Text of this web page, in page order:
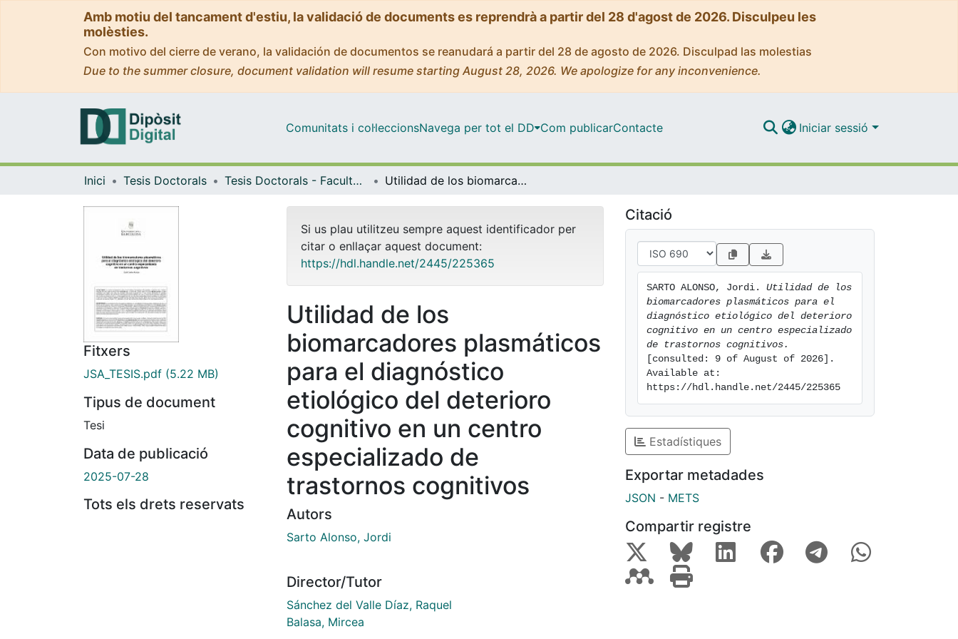
Amb motiu del tancament d'estiu, la validació de documents es reprendrà a partir del 28 d'agost de 2026. Disculpeu les
molèsties.
Con motivo del cierre de verano, la validación de documentos se reanudará a partir del 28 de agosto de 2026. Disculpad las molestias
Due to the summer closure, document validation will resume starting August 28, 2026. We apologize for any inconvenience.
Comunitats i col·leccionsNavega per tot el DD Com publicarContacte Iniciar sessió
Inici Tesis Doctorals Tesis Doctorals - Facultat - Medicina i Ciències de la Salut Utilidad de los biomarcadores plasmáticos para el diagnóstico etiológico del deterioro cognitivo en un centro especializado de trastornos cognitivos
Fitxers
JSA_TESIS.pdf (5.22 MB)
Tipus de document
Tesi
Data de publicació
2025-07-28
Tots els drets reservats
Si us plau utilitzeu sempre aquest identificador per
citar o enllaçar aquest document:
https://hdl.handle.net/2445/225365
Utilidad de los
biomarcadores plasmáticos
para el diagnóstico
etiológico del deterioro
cognitivo en un centro
especializado de
trastornos cognitivos
Autors
Sarto Alonso, Jordi
Director/Tutor
Sánchez del Valle Díaz, Raquel
Balasa, Mircea
Citació
SARTO ALONSO, Jordi. Utilidad de los
biomarcadores plasmáticos para el
diagnóstico etiológico del deterioro
cognitivo en un centro especializado
de trastornos cognitivos.
[consulted: 9 of August of 2026].
Available at:
https://hdl.handle.net/2445/225365
Estadístiques
Exportar metadades
JSON - METS
Compartir registre